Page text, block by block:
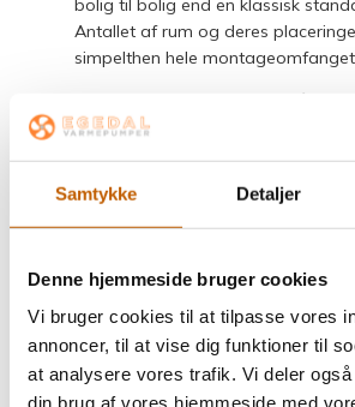
Samtykke Detaljer
Denne hjemmeside bruger cookies
Vi bruger cookies til at tilpasse vores
annoncer, til at vise dig funktioner til
at analysere vores trafik. Vi deler
din brug af vores hjemmeside med
Antallet af rum og deres
simpelthen hele montageomfanget.
Er multisplit dyrere end én
varmepumpe?
Ja, som hovedregel. Flere indedele
installationsarbejde giver normalt
og effektivitet efter installationen.
Hvad driver prisen mest op?